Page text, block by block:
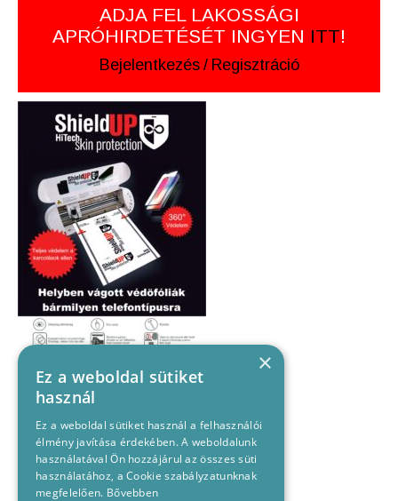
ADJA FEL LAKOSSÁGI
APRÓHIRDETÉSÉT INGYEN ITT!
Bejelentkezés / Regisztráció
×
Ez a weboldal sütiket
használ
Ez a weboldal sütiket használ a felhasználói
élmény javítása érdekében. A weboldalunk
használatával Ön hozzájárul az összes süti
használatához, a Cookie szabályzatunknak
megfelelően. Bővebben